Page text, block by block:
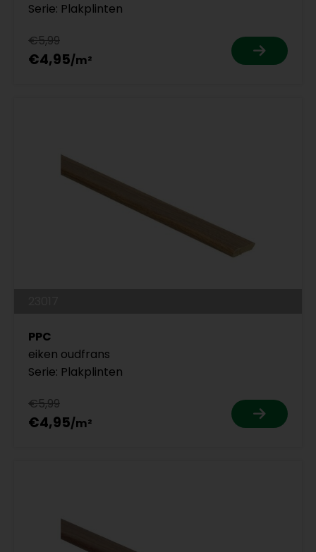
Serie: Plakplinten
€5,99
€4,95
PPC
eiken oudfrans
Serie: Plakplinten
€5,99
€4,95